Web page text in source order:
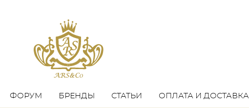
ФОРУМ БРЕНДЫ СТАТЬИ ОПЛАТА И ДОСТАВКА